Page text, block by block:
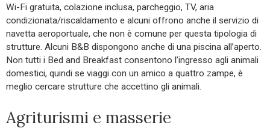
Wi-Fi gratuita, colazione inclusa, parcheggio, TV, aria
condizionata/riscaldamento e alcuni offrono anche il servizio di
navetta aeroportuale, che non è comune per questa tipologia di
strutture. Alcuni B&B dispongono anche di una piscina all’aperto.
Non tutti i Bed and Breakfast consentono l’ingresso agli animali
domestici, quindi se viaggi con un amico a quattro zampe, è
meglio cercare strutture che accettino gli animali.
Agriturismi e masserie